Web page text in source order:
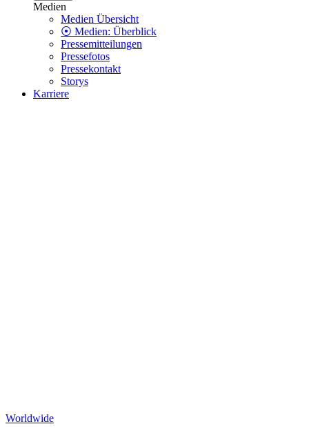
Medien
Medien Übersicht
⦿ Medien: Überblick
Pressemitteilungen
Pressefotos
Pressekontakt
Storys
Karriere
Worldwide